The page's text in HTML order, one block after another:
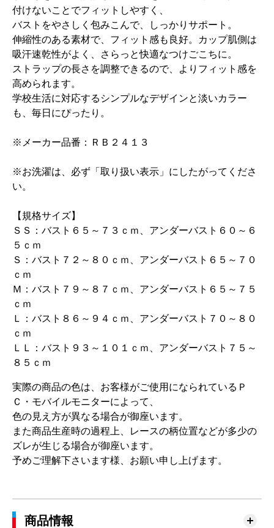
付けないことでフィットしやすく、
バストをやさしく包みこんで、しっかりサポート。
伸縮性のある素材で、フィット感も良好。カップ肌側は
吸汗速乾性がよく、さらっと快適なつけごこちに。
ストラップの長さを調整できるので、よりフィット感を
高められます。
学校生活に対応するシンプルなデザインと淡いカラー
も、毎日にぴったり。
※メーカー品番：ＲＢ２４１３
※お洗濯は、必ず「取り扱い表示」にしたがってくださ
い。
【規格サイズ】
ＳＳ：バスト６５～７３ｃｍ、アンダーバスト６０～６
５ｃｍ
Ｓ：バスト７２～８０ｃｍ、アンダーバスト６５～７０
ｃｍ
Ｍ：バスト７９～８７ｃｍ、アンダーバスト６５～７５
ｃｍ
Ｌ：バスト８６～９４ｃｍ、アンダーバスト７０～８０
ｃｍ
ＬＬ：バスト９３～１０１ｃｍ、アンダーバスト７５～
８５ｃｍ
実際の商品の色は、お客様がご使用になられているＰ
Ｃ・モバイルモニターによって、
色の見え方が異なる場合が御座います。
また商品生産時の過程上、レースの柄位置などが多少の
ズレが生じる場合が御座います。
予めご理解下さいます様、お願い申し上げます。
商品情報